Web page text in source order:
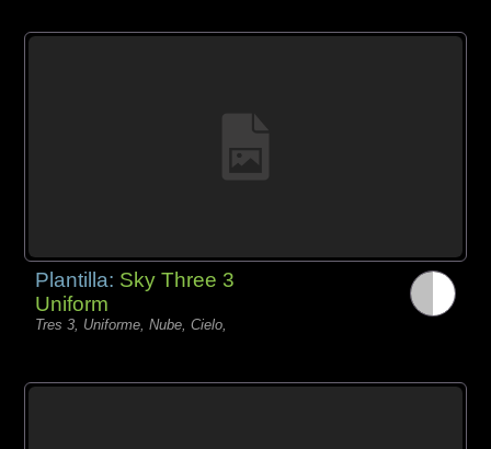
Plantilla: Sky Three 3
Uniform
Tres 3, Uniforme, Nube, Cielo,